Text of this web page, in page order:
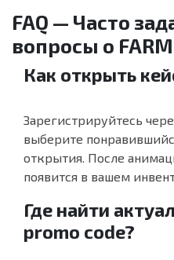
FAQ — Часто
вопросы о
Как открыть
Зарегистрируйтесь
выберите
открытия. После
появится в вашем
Где найти
promo code?